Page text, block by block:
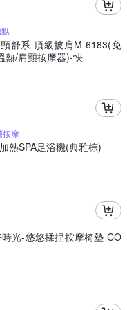
舒系 頂級披肩M-6183(免
熱/肩頸按摩器)-快
按摩
熱SPA足浴機(典雅棕)
光-悠悠揉捏按摩椅墊 CO